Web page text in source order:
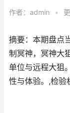
作者： admin •
摘要：本期盘点
制冥神，冥神大
单位与远程大狙
性与体验。,检验